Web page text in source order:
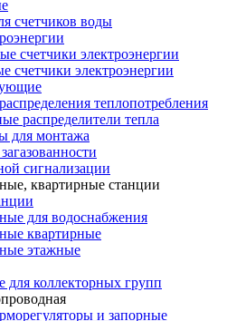
счетчиков воды
счетчики электроэнергии
счетчики электроэнергии
теплопотребления
распределители тепла
для монтажа
сигнализации
квартирные станции
для водоснабжения
квартирные
этажные
коллекторных групп
и запорные